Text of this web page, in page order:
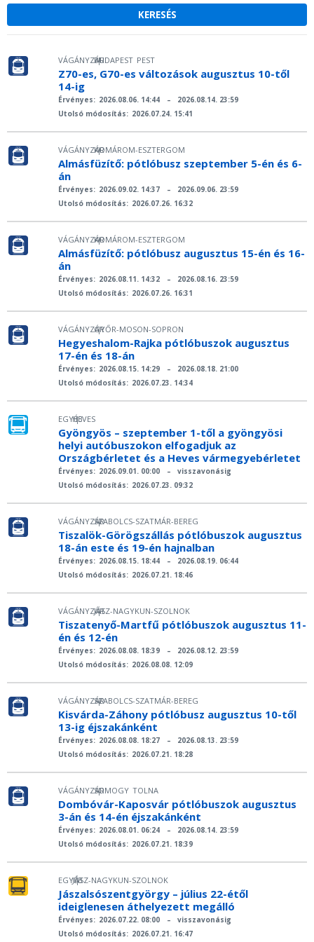
VÁGÁNYZÁR
|
BUDAPEST PEST
Z70-es, G70-es változások augusztus 10-től
14-ig
Érvényes: 2026.08.06. 14:44 –
2026.08.14. 23:59
Utolsó módosítás: 2026.07.24. 15:41
VÁGÁNYZÁR
|
KOMÁROM-ESZTERGOM
Almásfüzítő: pótlóbusz szeptember 5-én és 6-
án
Érvényes: 2026.09.02. 14:37 –
2026.09.06. 23:59
Utolsó módosítás: 2026.07.26. 16:32
VÁGÁNYZÁR
|
KOMÁROM-ESZTERGOM
Almásfüzítő: pótlóbusz augusztus 15-én és 16-
án
Érvényes: 2026.08.11. 14:32 –
2026.08.16. 23:59
Utolsó módosítás: 2026.07.26. 16:31
VÁGÁNYZÁR
|
GYŐR-MOSON-SOPRON
Hegyeshalom-Rajka pótlóbuszok augusztus
17-én és 18-án
Érvényes: 2026.08.15. 14:29 –
2026.08.18. 21:00
Utolsó módosítás: 2026.07.23. 14:34
EGYÉB
|
HEVES
Gyöngyös – szeptember 1-től a gyöngyösi
helyi autóbuszokon elfogadjuk az
Országbérletet és a Heves vármegyebérletet
Érvényes: 2026.09.01. 00:00 –
visszavonásig
Utolsó módosítás: 2026.07.23. 09:32
VÁGÁNYZÁR
|
SZABOLCS-SZATMÁR-BEREG
Tiszalök-Görögszállás pótlóbuszok augusztus
18-án este és 19-én hajnalban
Érvényes: 2026.08.15. 18:44 –
2026.08.19. 06:44
Utolsó módosítás: 2026.07.21. 18:46
VÁGÁNYZÁR
|
JÁSZ-NAGYKUN-SZOLNOK
Tiszatenyő-Martfű pótlóbuszok augusztus 11-
én és 12-én
Érvényes: 2026.08.08. 18:39 –
2026.08.12. 23:59
Utolsó módosítás: 2026.08.08. 12:09
VÁGÁNYZÁR
|
SZABOLCS-SZATMÁR-BEREG
Kisvárda-Záhony pótlóbusz augusztus 10-től
13-ig éjszakánként
Érvényes: 2026.08.08. 18:27 –
2026.08.13. 23:59
Utolsó módosítás: 2026.07.21. 18:28
VÁGÁNYZÁR
|
SOMOGY TOLNA
Dombóvár-Kaposvár pótlóbuszok augusztus
3-án és 14-én éjszakánként
Érvényes: 2026.08.01. 06:24 –
2026.08.14. 23:59
Utolsó módosítás: 2026.07.21. 18:39
EGYÉB
|
JÁSZ-NAGYKUN-SZOLNOK
Jászalsószentgyörgy – július 22-étől
ideiglenesen áthelyezett megálló
Érvényes: 2026.07.22. 08:00 –
visszavonásig
Utolsó módosítás: 2026.07.21. 16:47